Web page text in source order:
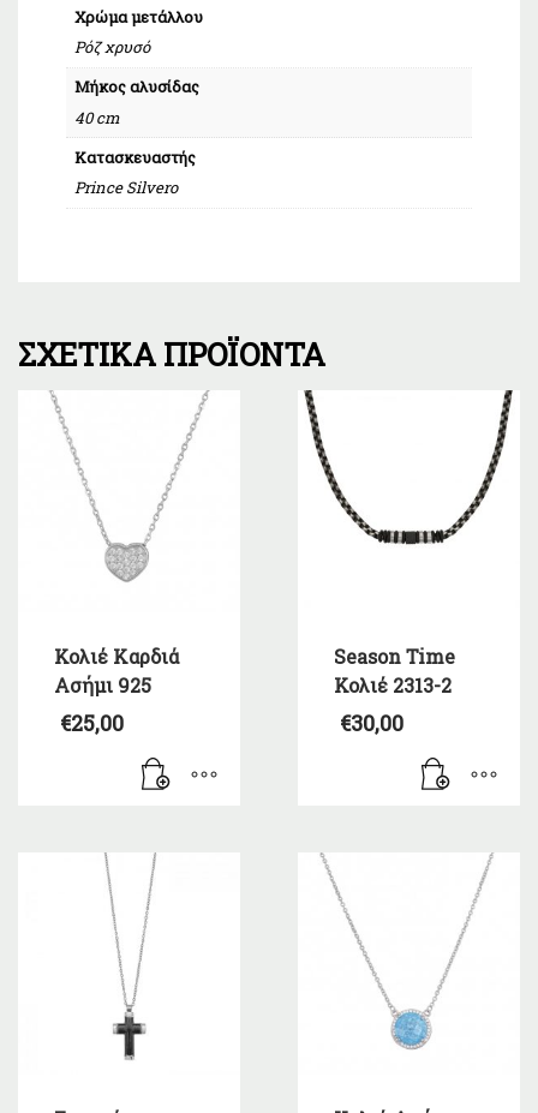
Χρώμα μετάλλου
Ρόζ χρυσό
Μήκος αλυσίδας
40 cm
Κατασκευαστής
Prince Silvero
ΣΧΕΤΙΚΆ ΠΡΟΪΌΝΤΑ
Κολιέ Καρδιά
Ασήμι 925
€25,00
Season Time
Κολιέ 2313-2
€30,00